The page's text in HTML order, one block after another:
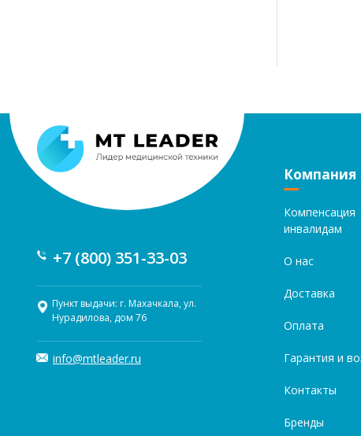
+7 (800) 351-33-03
Пункт выдачи: г. Махачкала, ул.
Нурадилова, дом 76
info@mtleader.ru
Компания
Компенсация
инвалидам
О нас
Доставка
Оплата
Гарантия и
Контакты
Бренды